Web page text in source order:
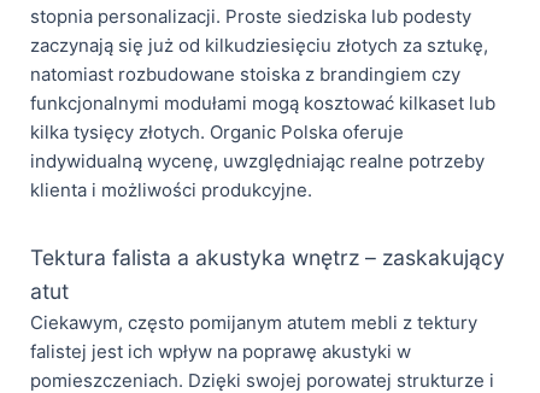
stopnia personalizacji. Proste siedziska lub podesty
zaczynają się już od kilkudziesięciu złotych za sztukę,
natomiast rozbudowane stoiska z brandingiem czy
funkcjonalnymi modułami mogą kosztować kilkaset lub
kilka tysięcy złotych. Organic Polska oferuje
indywidualną wycenę, uwzględniając realne potrzeby
klienta i możliwości produkcyjne.
Tektura falista a akustyka wnętrz – zaskakujący
atut
Ciekawym, często pomijanym atutem mebli z tektury
falistej jest ich wpływ na poprawę akustyki w
pomieszczeniach. Dzięki swojej porowatej strukturze i